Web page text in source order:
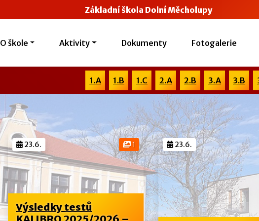
Základní škola Dolní Měcholupy
O škole Aktivity Dokumenty Fotogalerie
1.A 1.B 1.C 2.A 2.B 3.A 3.B
Výsledky testů
1
23.6. 23.6.